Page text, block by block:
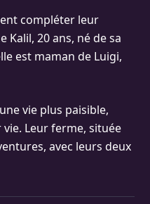
compléter leur
20 ans, né de sa
est maman de Luigi,
vie plus paisible,
Leur ferme, située
avec leurs deux